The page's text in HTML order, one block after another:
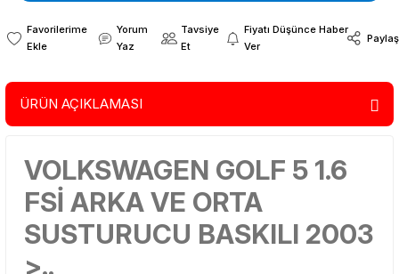
Yorum
Yaz
Tavsiye
Et
Fiyatı Düşünce Haber
Ver
Paylaş
ÜRÜN AÇIKLAMASI
VOLKSWAGEN GOLF 5 1.6
FSİ ARKA VE ORTA
SUSTURUCU BASKILI 2003
>..